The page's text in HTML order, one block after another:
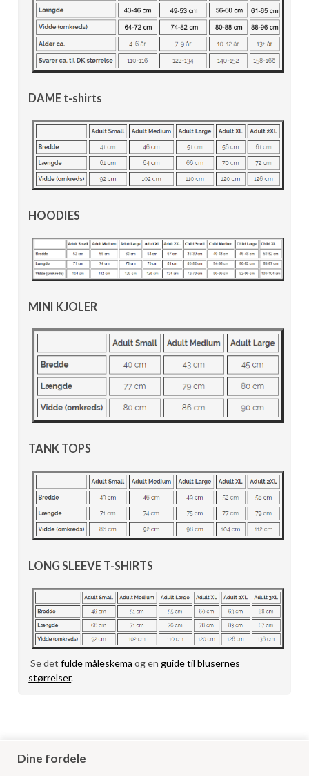
DAME t-shirts
HOODIES
MINI KJOLER
TANK TOPS
LONG SLEEVE T-SHIRTS
Se detfulde måleskema og enguide til blusernes
størrelser.
Dine fordele